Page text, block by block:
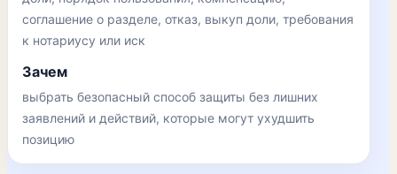
соглашение о разделе, отказ, выкуп доли, требования
к нотариусу или иск
Зачем
выбрать безопасный способ защиты без лишних
заявлений и действий, которые могут ухудшить
позицию